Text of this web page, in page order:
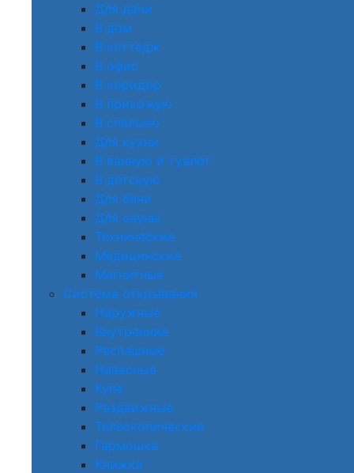
Для дачи
В дом
В коттедж
В офис
В коридор
В прихожую
В спальню
Для кухни
В ванную и туалет
В детскую
Для бани
Для сауны
Технические
Медицинские
Магнитные
Система открывания
Наружные
Внутренние
Распашные
Навесные
Купе
Раздвижные
Телескопические
Гармошка
Книжка